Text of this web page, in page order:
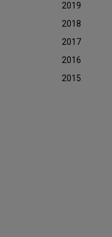
2019
2018
2017
2016
2015